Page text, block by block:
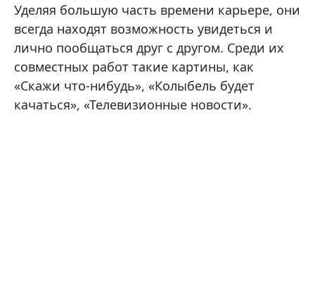
Уделяя большую часть времени карьере, они
всегда находят возможность увидеться и
лично пообщаться друг с другом. Среди их
совместных работ такие картины, как
«Скажи что-нибудь», «Колыбель будет
качаться», «Телевизионные новости».